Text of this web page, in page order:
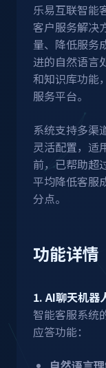
乐易互联智能
客户服务解决
量、降低服务
进的自然语言
和知识库功能
服务平台。
系统支持多渠
灵活配置，适
前，已帮助超
平均降低客服
分点。
功能详情
1. AI聊天机器
智能客服系统
应答功能：